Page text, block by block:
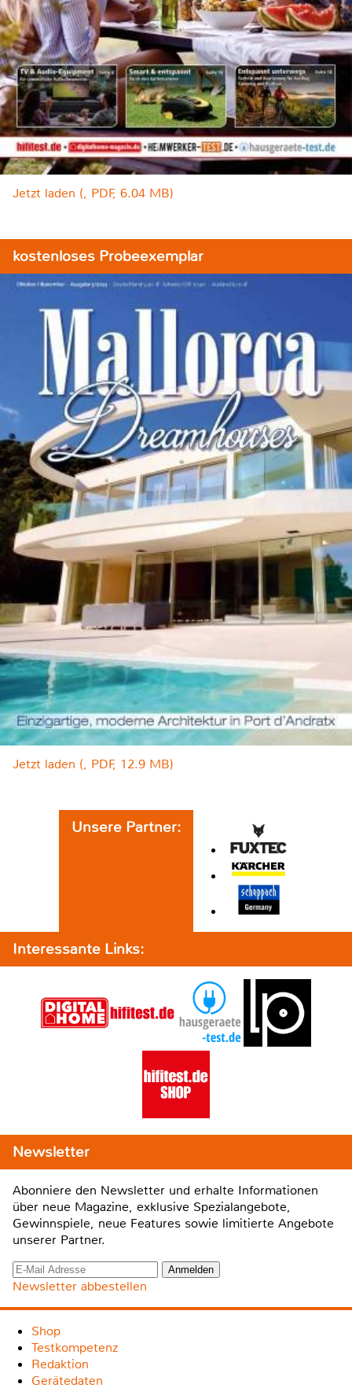
Jetzt laden (, PDF, 6.04 MB)
kostenloses Probeexemplar
Jetzt laden (, PDF, 12.9 MB)
Unsere Partner:
Interessante Links:
Newsletter
Abonniere den Newsletter und erhalte Informationen
über neue Magazine, exklusive Spezialangebote,
Gewinnspiele, neue Features sowie limitierte Angebote
unserer Partner.
Newsletter abbestellen
Shop
Testkompetenz
Redaktion
Gerätedaten